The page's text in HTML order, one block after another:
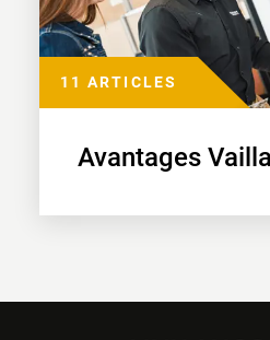
11 ARTICLES
Avantages